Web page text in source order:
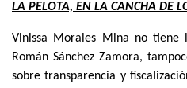
LA PELOTA, EN LA CANCHA DE
Vinissa Morales Mina no tiene
Román Sánchez Zamora,
sobre transparencia y